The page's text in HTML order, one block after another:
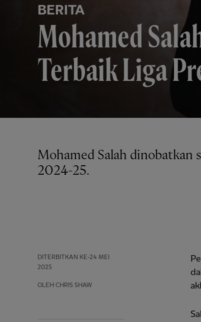
BERITA
Mohamed
Terbaik Liga
DITERBITKAN KE-24 MEI
2025
OLEH CHRIS SHAW
Mohamed Salah dinobatkan sebagai Pemain Terbaik Liga Premier Musim untuk
2024-25.